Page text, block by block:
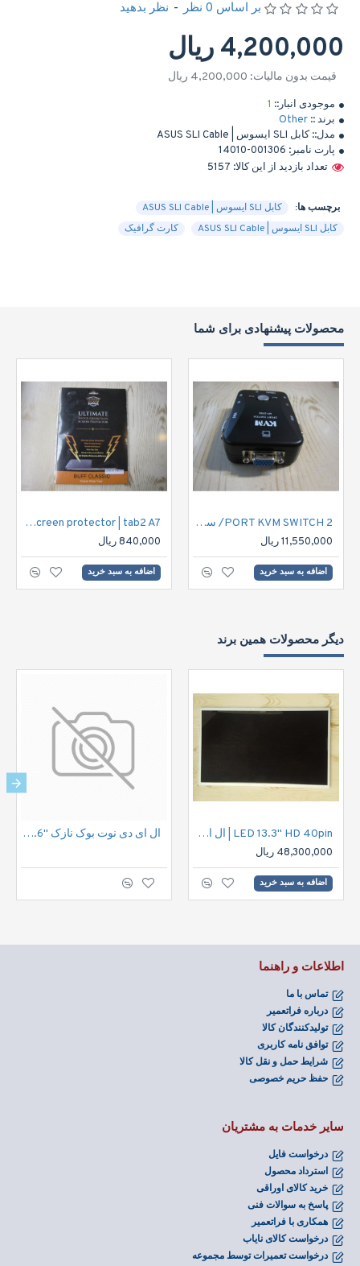
موجودی انبار:: 1
برند :: Other
مدل:: کابل SLI ایسوس | ASUS SLI Cable
پارت نامبر: 14010-001306
تعداد بازدید از این کالا: 5157
بر اساس 0 نظر - نظر بدهید
4,200,000 ریال
قیمت بدون مالیات: 4,200,000 ریال
برچسب ها:
کابل SLI ایسوس | ASUS SLI Cable
کابل SLI ایسوس | ASUS SLI Cable
کارت گرافیک
محصولات پیشنهادی برای شما
2 PORT KVM SWITCH/ سوییچ دوپورت کی وی ام
11,550,000 ریال
اضافه به سبد خرید
Lenovo tab2 A7 Ultimate shock absorption screen protector | tab2 A7
840,000 ریال
اضافه به سبد خرید
دیگر محصولات همین برند
LED 13.3" HD 40pin | ال ای دی نوت بوک اچ دی 40پین
48,300,000 ریال
اضافه به سبد خرید
ال ای دی نوت بوک نازک "15.6 30پین فول اچ دی | LED FHD 30pin 15.6" IPS Notbook
اطلاعات و راهنما
تماس با ما
درباره فراتعمیر
تولیدکنندگان کالا
توافق نامه کاربری
شرایط حمل و نقل کالا
حفظ حریم خصوصی
سایر خدمات به مشتریان
درخواست فایل
استرداد محصول
خرید کالای اوراقی
پاسخ به سوالات فنی
همکاری با فراتعمیر
درخواست کالای نایاب
درخواست تعمیرات توسط مجموعه